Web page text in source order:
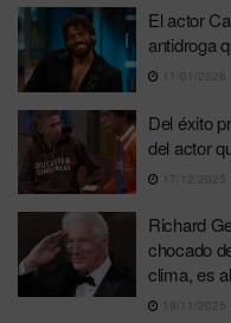
El actor
antidroga
11/01/2026
Del éxito
del actor
17/12/2025
Richard
chocado
clima, es
19/11/2025